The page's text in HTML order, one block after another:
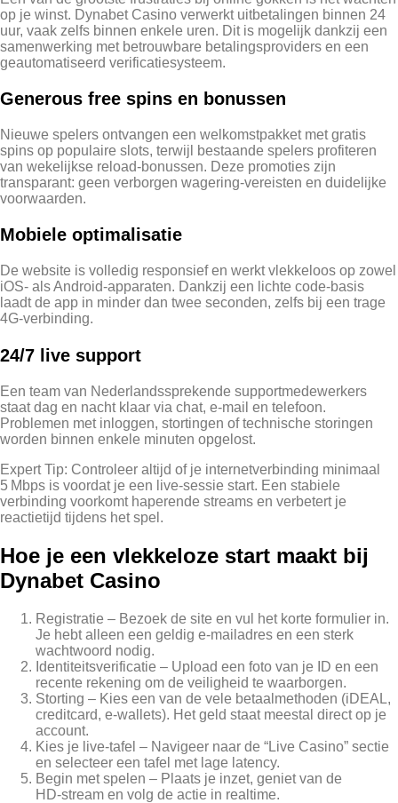
op je winst. Dynabet Casino verwerkt uitbetalingen binnen 24
uur, vaak zelfs binnen enkele uren. Dit is mogelijk dankzij een
samenwerking met betrouwbare betalingsproviders en een
geautomatiseerd verificatiesysteem.
Generous free spins en bonussen
Nieuwe spelers ontvangen een welkomstpakket met gratis
spins op populaire slots, terwijl bestaande spelers profiteren
van wekelijkse reload‑bonussen. Deze promoties zijn
transparant: geen verborgen wagering‑vereisten en duidelijke
voorwaarden.
Mobiele optimalisatie
De website is volledig responsief en werkt vlekkeloos op zowel
iOS‑ als Android‑apparaten. Dankzij een lichte code‑basis
laadt de app in minder dan twee seconden, zelfs bij een trage
4G‑verbinding.
24/7 live support
Een team van Nederlandssprekende supportmedewerkers
staat dag en nacht klaar via chat, e‑mail en telefoon.
Problemen met inloggen, stortingen of technische storingen
worden binnen enkele minuten opgelost.
Expert Tip: Controleer altijd of je internetverbinding minimaal
5 Mbps is voordat je een live‑sessie start. Een stabiele
verbinding voorkomt haperende streams en verbetert je
reactietijd tijdens het spel.
Hoe je een vlekkeloze start maakt bij
Dynabet Casino
Registratie – Bezoek de site en vul het korte formulier in.
Je hebt alleen een geldig e‑mailadres en een sterk
wachtwoord nodig.
Identiteitsverificatie – Upload een foto van je ID en een
recente rekening om de veiligheid te waarborgen.
Storting – Kies een van de vele betaalmethoden (iDEAL,
creditcard, e‑wallets). Het geld staat meestal direct op je
account.
Kies je live‑tafel – Navigeer naar de “Live Casino” sectie
en selecteer een tafel met lage latency.
Begin met spelen – Plaats je inzet, geniet van de
HD‑stream en volg de actie in realtime.